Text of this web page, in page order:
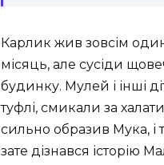
Карлик жив зовсім
місяць, але сусіди
будинку. Мулей і інші
туфлі, смикали за
сильно образив Мука, і
зате дізнався історію